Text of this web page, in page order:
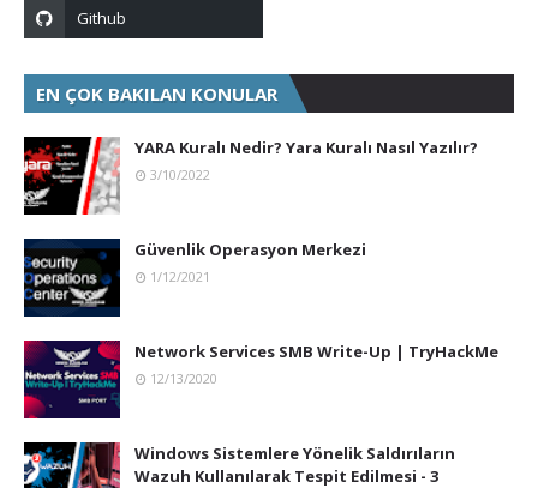
EN ÇOK BAKILAN KONULAR
YARA Kuralı Nedir? Yara Kuralı Nasıl Yazılır?
3/10/2022
Güvenlik Operasyon Merkezi
1/12/2021
Network Services SMB Write-Up | TryHackMe
12/13/2020
Windows Sistemlere Yönelik Saldırıların
Wazuh Kullanılarak Tespit Edilmesi - 3